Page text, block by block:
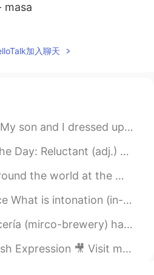
masa
♡
2021.01.06 22:16
Pablo Neruda
2021.01.06 15:31
加入聊天
a Princess and her ever loyal Knight for the “Sea Wi...
Unwilling, hesitant Example (1): “The flight...
are experiencing an Islamic month called “Ramadan”...
toe - nay-shin)? Intonation is the rise and fall of...
propias cervezas. Esta se llama NEIPA (New Englan...
channel to learn more 👉https://bit.ly/3fwv3Av